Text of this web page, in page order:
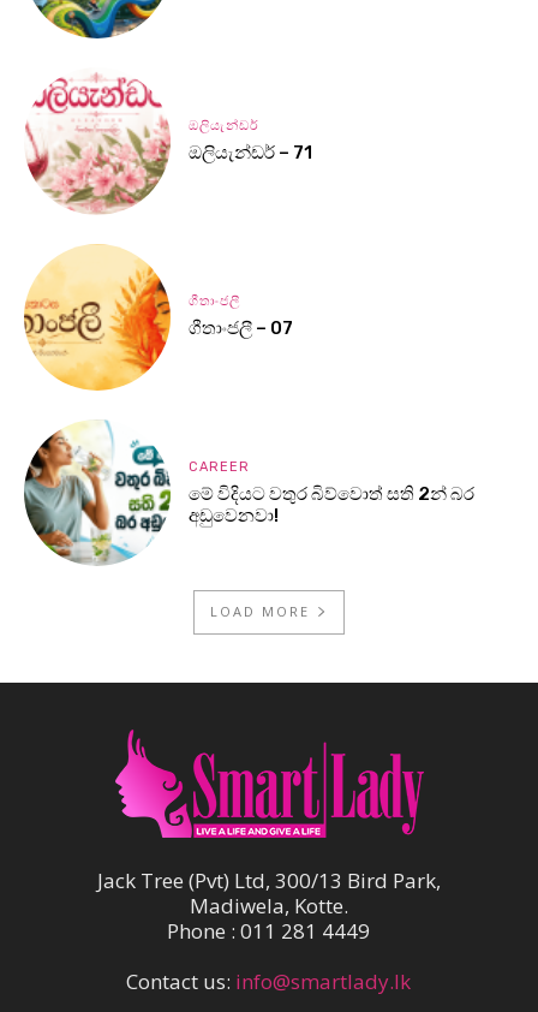
ඔලියැන්ඩර්
ඔලියැන්ඩර් – 71
ගීතාංජලී
ගීතාංජලී – 07
CAREER
මේ විදියට වතුර බිව්වොත් සති 2න් බර
අඩුවෙනවා!
LOAD MORE
Jack Tree (Pvt) Ltd, 300/13 Bird Park,
Madiwela, Kotte.
Phone : 011 281 4449
Contact us: info@smartlady.lk